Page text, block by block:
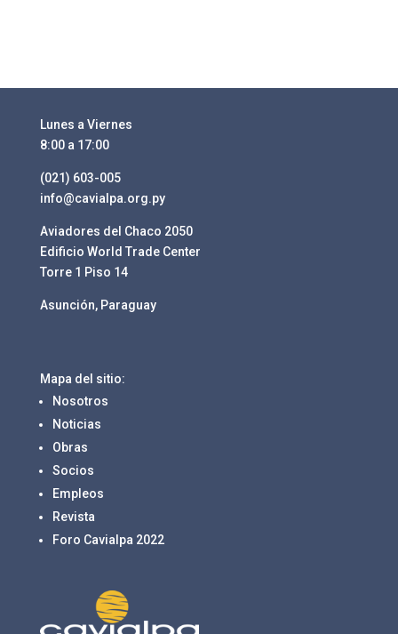
Lunes a Viernes
8:00 a 17:00
(021) 603-005
info@cavialpa.org.py
Aviadores del Chaco 2050
Edificio World Trade Center
Torre 1 Piso 14
Asunción, Paraguay
Mapa del sitio:
Nosotros
Noticias
Obras
Socios
Empleos
Revista
Foro Cavialpa 2022